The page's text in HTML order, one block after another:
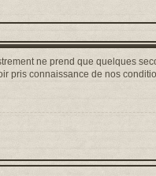
ne prend que quelques
pris connaissance de nos